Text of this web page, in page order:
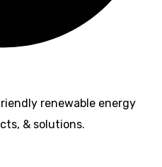
renewable energy
& solutions.